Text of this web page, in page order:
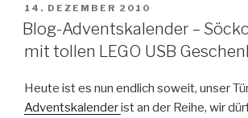
VERÖFFENTLICHT
AM
14. DEZEMBER 2010
Blog-Adventskalender –
mit tollen LEGO USB
Heute ist es nun endlich soweit, unser
Adventskalenderist an der Reihe, wir